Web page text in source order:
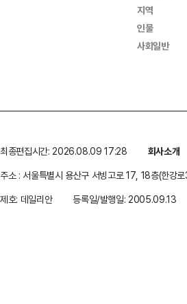
지역
인물
사회일반
최종편집시간: 2026.08.09 17:28 회사소개
주소 : 서울특별시 용산구 서빙고로 17, 18층(한강
제호: 데일리안
등록일/발행일: 2005.09.13